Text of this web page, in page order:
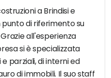
a Brindisi e
punto di riferimento su
all'esperienza
si è specializzata
parziali, di interni ed
di immobili. Il suo staff